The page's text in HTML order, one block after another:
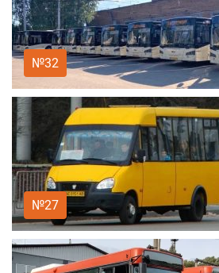
№32
№27